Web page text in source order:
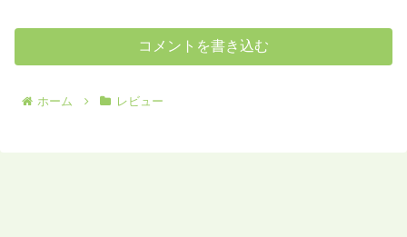
コメントを書き込む
ホーム レビュー